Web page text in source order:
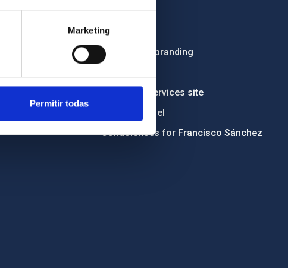
Marketing
Permitir todas
Employment
Tenders
Institutional branding
Electronic services site
Ethics channel
Condolences for Francisco Sánchez